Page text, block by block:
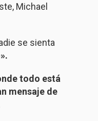
Michael
se sienta
todo está
mensaje de